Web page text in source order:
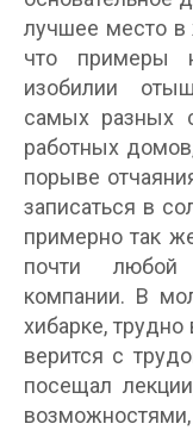
лучшее место в
что примеры
изобилии
самых разных
работных
порыве
записаться в
примерно так
почти любой
компании. В
хибарке,
верится с
посещал